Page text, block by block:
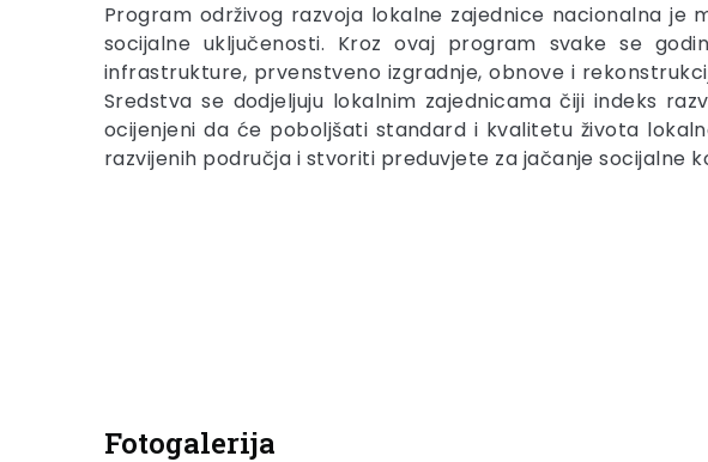
Program održivog razvoja lokalne zajednice nacionalna
socijalne uključenosti. Kroz ovaj program svake se
infrastrukture, prvenstveno izgradnje, obnove i
Sredstva se dodjeljuju lokalnim zajednicama čiji indeks
ocijenjeni da će poboljšati standard i kvalitetu života
razvijenih područja i stvoriti preduvjete za jačanje socijalne
Fotogalerija